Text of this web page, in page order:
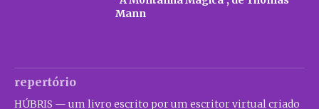
Mann
repertório
HÚBRIS — um livro escrito por um escritor virtual criado